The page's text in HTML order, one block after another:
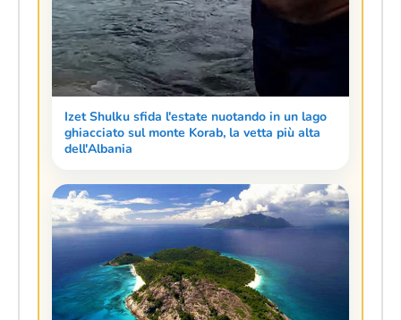
Izet Shulku sfida l'estate nuotando in un lago
ghiacciato sul monte Korab, la vetta più alta
dell'Albania